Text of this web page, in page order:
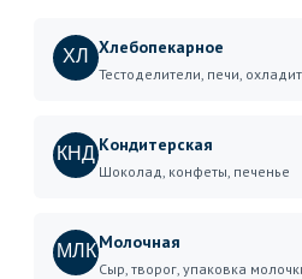
ХЛ Хлебопекарное
Тестоделители, печи,
КНД Кондитерская
Шоколад, конфеты, печенье
МЛКМолочная
Сыр, творог, упаковка